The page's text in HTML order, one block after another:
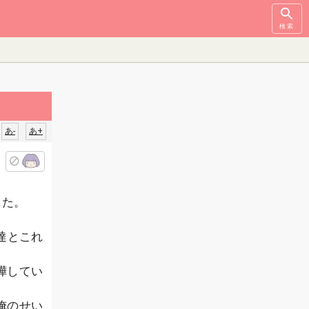
検索
あ+
あ-
。
とこれ
してい
のせい